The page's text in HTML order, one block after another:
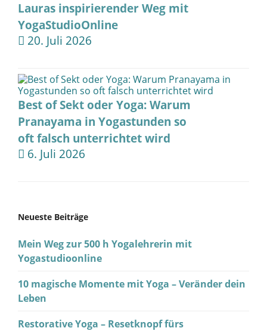
Lauras inspirierender Weg mit
YogaStudioOnline
20. Juli 2026
Best of Sekt oder Yoga: Warum
Pranayama in Yogastunden so
oft falsch unterrichtet wird
6. Juli 2026
Neueste Beiträge
Mein Weg zur 500 h Yogalehrerin mit
Yogastudioonline
10 magische Momente mit Yoga – Veränder dein
Leben
Restorative Yoga – Resetknopf fürs